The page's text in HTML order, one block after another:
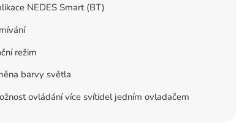
NEDES Smart (BT)
režim
barvy světla
ovládání více svítidel jedním ovladačem